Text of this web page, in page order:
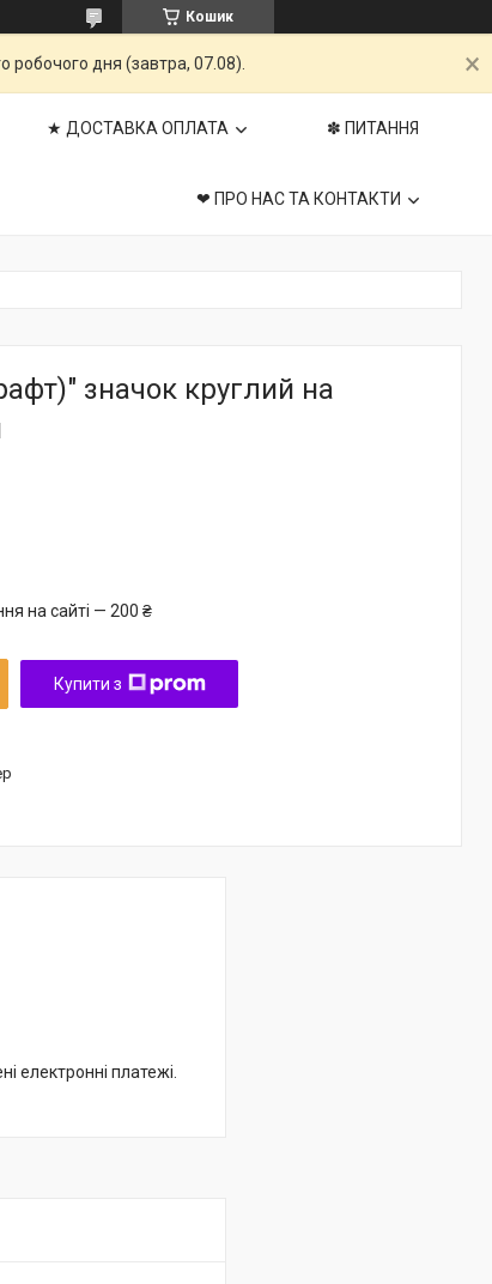
Кошик
робочого дня (завтра, 07.08).
★ ДОСТАВКА ОПЛАТА ✽ ПИТАННЯ
❤ ПРО НАС ТА КОНТАКТИ
значок круглий на
на сайті — 200 ₴
Купити з
електронні платежі.